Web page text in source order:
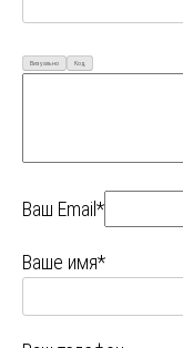
Визуально Код
Ваш Email*
Ваше имя*